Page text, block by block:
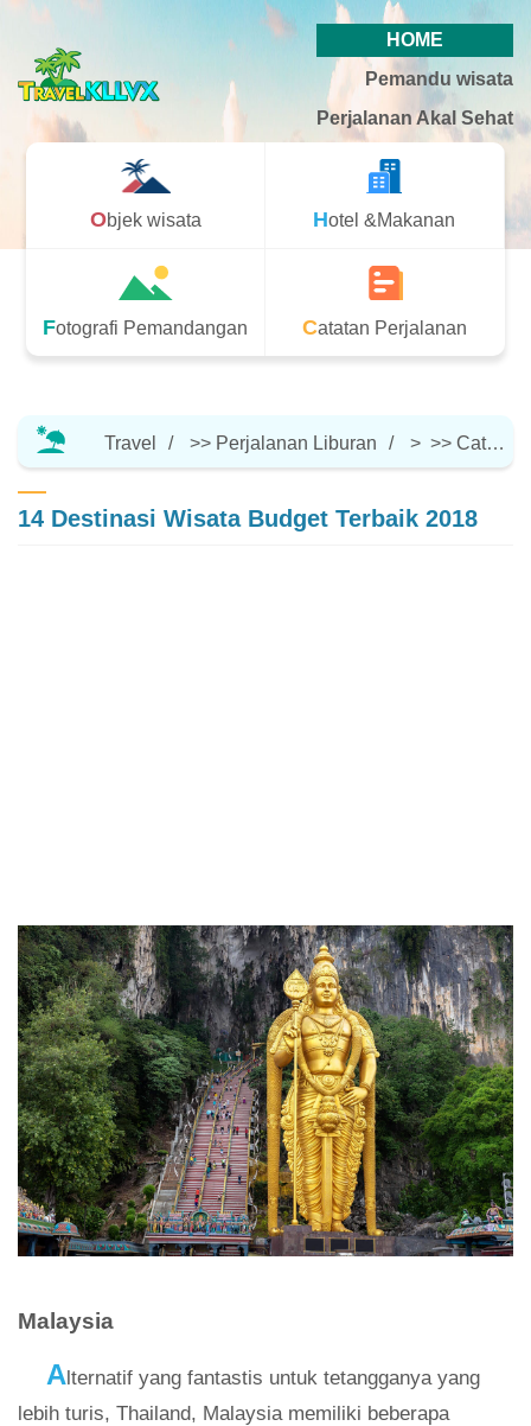
HOME
Pemandu wisata
Perjalanan Akal Sehat
Objek wisata Hotel &Makanan
Fotografi Pemandangan Catatan Perjalanan
Travel >> Perjalanan Liburan > >> Catatan Perjalanan
14 Destinasi Wisata Budget Terbaik 2018
Malaysia
Alternatif yang fantastis untuk tetangganya yang
lebih turis, Thailand, Malaysia memiliki beberapa